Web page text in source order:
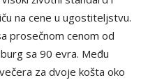
na cene u ugostiteljstvu.
prosečnom cenom od
sa 90 evra. Među
za dvoje košta oko